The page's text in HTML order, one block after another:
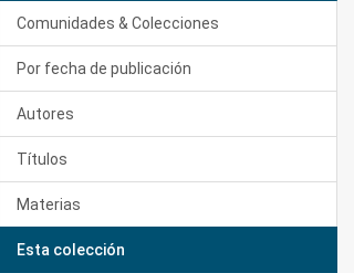
Comunidades & Colecciones
Por fecha de publicación
Autores
Títulos
Materias
Esta colección